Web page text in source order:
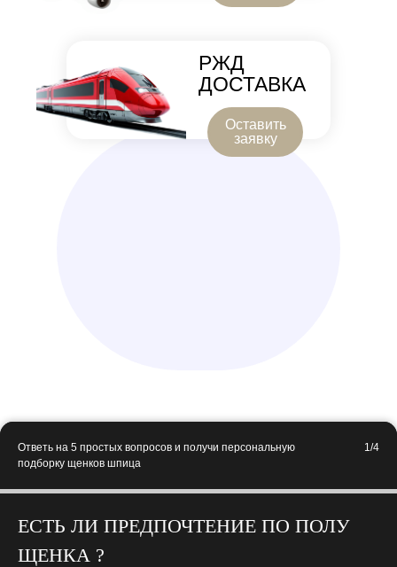
РЖД
ДОСТАВКА
Оставить
заявку
Ответь на 5 простых вопросов и получи персональную
подборку щенков шпица
1/4
ЕСТЬ ЛИ ПРЕДПОЧТЕНИЕ ПО ПОЛУ
ЩЕНКА ?